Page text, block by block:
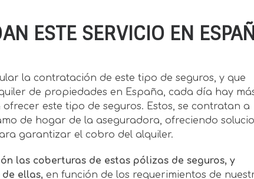
ESTE SERVICIO EN
la contratación de este tipo de seguros, y que
de propiedades en España, cada día hay
este tipo de seguros. Estos, se contratan a
de hogar de la aseguradora, ofreciendo
garantizar el cobro del alquiler.
las coberturas de estas pólizas de seguros, y
ellas, en función de los requerimientos de